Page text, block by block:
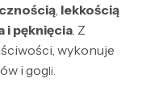
lekkością
i pęknięcia . Z
wykonuje
i gogli.